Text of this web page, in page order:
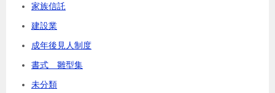
家族信託
建設業
成年後見人制度
書式 雛型集
未分類